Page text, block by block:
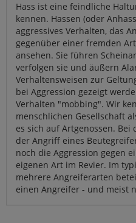
Hass ist eine feindliche
kennen. Hassen (oder
aggressives Verhalten, das
gegenüber einer fremden
ansehen. Sie führen
verfolgen sie und äußern
Verhaltensweisen zur
bei Aggression gezeigt
Verhalten "mobbing". Wir
menschlichen Gesellschaft
es sich auf Artgenossen.
der Angriff eines
noch die Aggression gegen
eigenen Art im Revier. Im
mehrere Angreiferarten
einen Angreifer - und meist